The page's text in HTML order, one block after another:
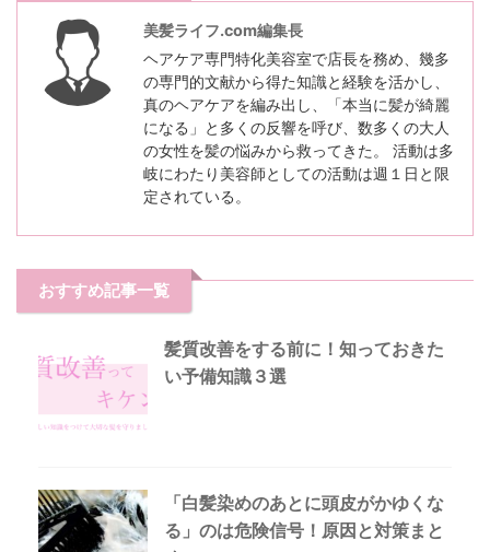
美髪ライフ.com編集長
ヘアケア専門特化美容室で店長を務め、幾多
の専門的文献から得た知識と経験を活かし、
真のヘアケアを編み出し、「本当に髪が綺麗
になる」と多くの反響を呼び、数多くの大人
の女性を髪の悩みから救ってきた。 活動は多
岐にわたり美容師としての活動は週１日と限
定されている。
おすすめ記事一覧
髪質改善をする前に！知っておきた
い予備知識３選
「白髪染めのあとに頭皮がかゆくな
る」のは危険信号！原因と対策まと